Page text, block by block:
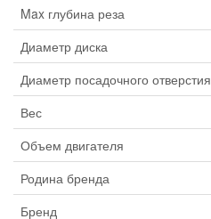
Max глубина реза
Диаметр диска
Диаметр посадочного отверстия
Вес
Объем двигателя
Родина бренда
Бренд